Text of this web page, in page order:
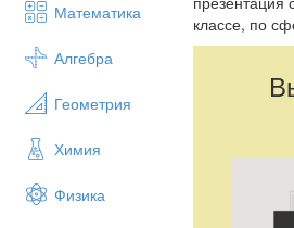
Математика
Алгебра
Геометрия
Химия
Физика
классе, по